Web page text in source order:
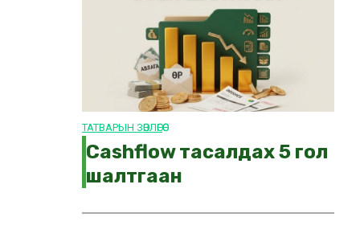
ТАТВАРЫН ЗӨВЛӨГӨӨ
Cashflow тасалдах 5 гол
шалтгаан